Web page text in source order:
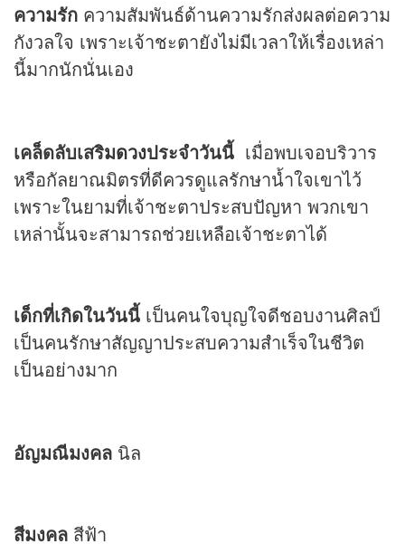
ความรัก ความสัมพันธ์ด้านความรักส่งผลต่อความ
กังวลใจ เพราะเจ้าชะตายังไม่มีเวลาให้เรื่องเหล่า
นี้มากนักนั่นเอง
เคล็ดลับเสริมดวงประจำวันนี้ เมื่อพบเจอบริวาร
หรือกัลยาณมิตรที่ดีควรดูแลรักษาน้ำใจเขาไว้
เพราะในยามที่เจ้าชะตาประสบปัญหา พวกเขา
เหล่านั้นจะสามารถช่วยเหลือเจ้าชะตาได้
เด็กที่เกิดในวันนี้ เป็นคนใจบุญใจดีชอบงานศิลป์
เป็นคนรักษาสัญญาประสบความสำเร็จในชีวิต
เป็นอย่างมาก
อัญมณีมงคล นิล
สีมงคล สีฟ้า